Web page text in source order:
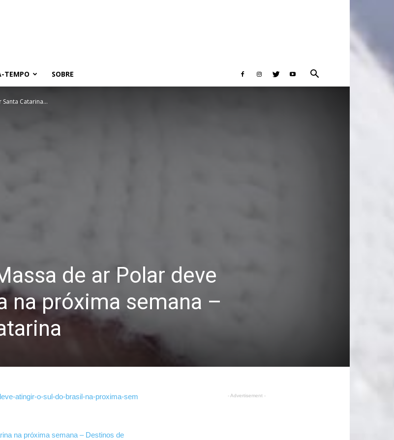
TEMPO SOBRE
Catarina...
de ar Polar deve
na próxima semana –
atingir-o-sul-do-brasil-na-proxima-sem
na próxima semana – Destinos de
- Advertisement -